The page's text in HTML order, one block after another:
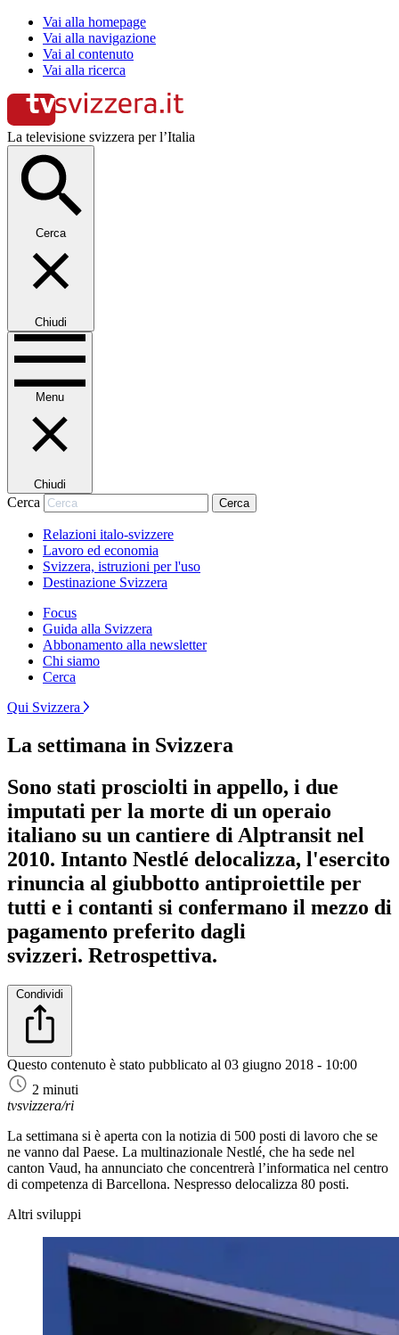
Vai alla homepage
Vai alla navigazione
Vai al contenuto
Vai alla ricerca
La televisione svizzera per l’Italia
Cerca
Chiudi
Menu
Chiudi
Cerca Cerca
Relazioni italo-svizzere
Lavoro ed economia
Svizzera, istruzioni per l'uso
Destinazione Svizzera
Focus
Guida alla Svizzera
Abbonamento alla newsletter
Chi siamo
Cerca
Qui Svizzera
La settimana in Svizzera
Sono stati prosciolti in appello, i due
imputati per la morte di un operaio
italiano su un cantiere di Alptransit nel
2010. Intanto Nestlé delocalizza, l'esercito
rinuncia al giubbotto antiproiettile per
tutti e i contanti si confermano il mezzo di
pagamento preferito dagli
svizzeri. Retrospettiva.
Condividi
Questo contenuto è stato pubblicato al 03 giugno 2018 - 10:00
2 minuti
tvsvizzera/ri
La settimana si è aperta con la notizia di 500 posti di lavoro che se
ne vanno dal Paese. La multinazionale Nestlé, che ha sede nel
canton Vaud, ha annunciato che concentrerà l’informatica nel centro
di competenza di Barcellona. Nespresso delocalizza 80 posti.
Altri sviluppi